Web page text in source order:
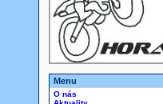
Menu
O nás